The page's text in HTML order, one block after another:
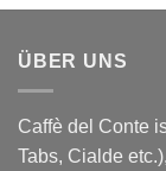
ÜBER UNS
Caffè del Conte
Tabs, Cialde